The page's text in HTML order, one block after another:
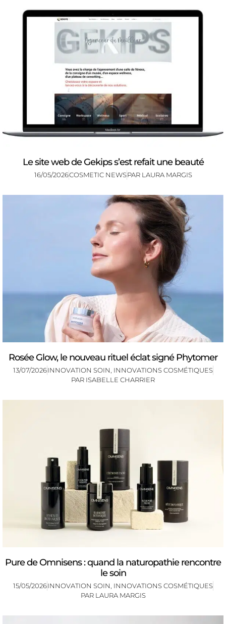
Le site web de Gekips s’est refait une beauté
16/05/2026COSMETIC NEWSPAR LAURA MARGIS
Rosée Glow, le nouveau rituel éclat signé Phytomer
13/07/2026INNOVATION SOIN INNOVATIONS COSMÉTIQUES
PAR ISABELLE CHARRIER
Pure de Omnisens : quand la naturopathie rencontre
le soin
15/05/2026INNOVATION SOIN INNOVATIONS COSMÉTIQUES
PAR LAURA MARGIS